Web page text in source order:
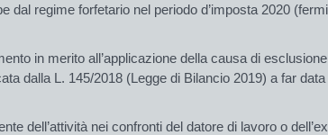
dal regime forfetario nel periodo d’imposta 2020 (fermi
in merito all’applicazione della causa di esclusione
dalla L. 145/2018 (Legge di Bilancio 2019) a far data
dell’attività nei confronti del datore di lavoro o